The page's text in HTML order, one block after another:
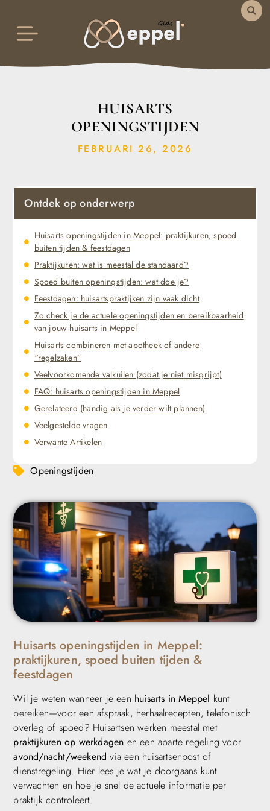
HUISARTS
OPENINGSTIJDEN
FEBRUARI 26, 2026
Huisarts openingstijden in Meppel:
praktijkuren, spoed buiten tijden &
feestdagen
Wil je weten wanneer je een huisarts in Meppel kunt
bereiken—voor een afspraak, herhaalrecepten, telefonisch
overleg of spoed? Huisartsen werken meestal met
praktijkuren op werkdagen en een aparte regeling voor
avond/nacht/weekend via een huisartsenpost of
dienstregeling. Hier lees je wat je doorgaans kunt
verwachten en hoe je snel de actuele informatie per
praktijk controleert.
Ontdek op onderwerp
Huisarts openingstijden in Meppel: praktijkuren, spoed
buiten tijden & feestdagen
Praktijkuren: wat is meestal de standaard?
Spoed buiten openingstijden: wat doe je?
Feestdagen: huisartspraktijken zijn vaak dicht
Zo check je de actuele openingstijden en bereikbaarheid
van jouw huisarts in Meppel
Huisarts combineren met apotheek of andere
“regelzaken”
Veelvoorkomende valkuilen (zodat je niet misgrijpt)
FAQ: huisarts openingstijden in Meppel
Gerelateerd (handig als je verder wilt plannen)
Veelgestelde vragen
Verwante Artikelen
Openingstijden